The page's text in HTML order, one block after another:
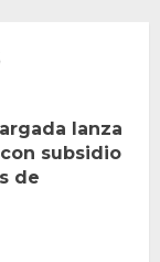
lanza
subsidio
de